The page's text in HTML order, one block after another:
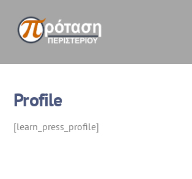
content
Profile
[learn_press_profile]